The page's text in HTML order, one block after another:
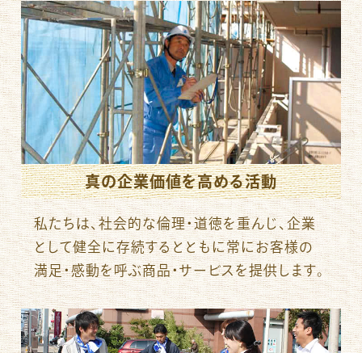
真の企業価値を高める活動
私たちは、社会的な倫理・道徳を重んじ、企業
として健全に存続するとともに常にお客様の
満足・感動を呼ぶ商品・サービスを提供します。